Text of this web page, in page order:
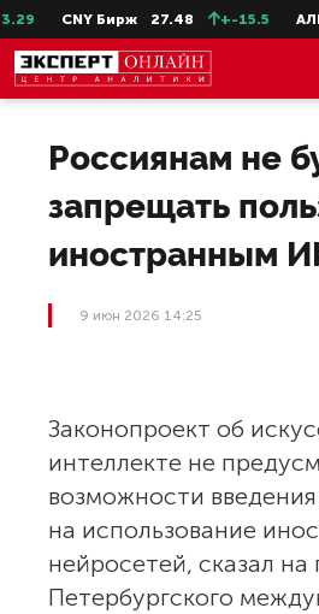
CNY Бирж 27.48 +-15.5
Россиянам не
запрещать
иностранным
9 июн 2026 14:25
Законопроект об
интеллекте не
возможности
на использование
нейросетей, сказал на
Петербургского